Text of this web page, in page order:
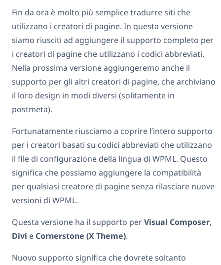
Fin da ora è molto più semplice tradurre siti che
utilizzano i creatori di pagine. In questa versione
siamo riusciti ad aggiungere il supporto completo per
i creatori di pagine che utilizzano i codici abbreviati.
Nella prossima versione aggiungeremo anche il
supporto per gli altri creatori di pagine, che archiviano
il loro design in modi diversi (solitamente in
postmeta).
Fortunatamente riusciamo a coprire l’intero supporto
per i creatori basati su codici abbreviati che utilizzano
il file di configurazione della lingua di WPML. Questo
significa che possiamo aggiungere la compatibilità
per qualsiasi creatore di pagine senza rilasciare nuove
versioni di WPML.
Questa versione ha il supporto perVisual Composer,
Divi e Cornerstone (X Theme).
Nuovo supporto significa che dovrete soltanto